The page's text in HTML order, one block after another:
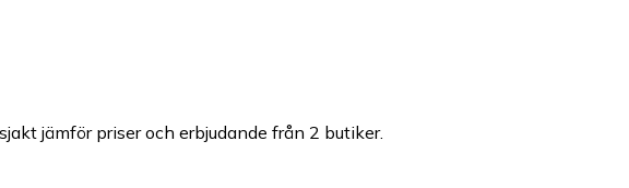
jämför priser och erbjudande från 2 butiker.